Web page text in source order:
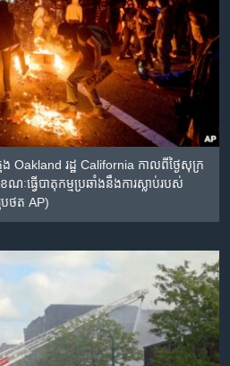
ងOaklandរដ្ឋCalifornia កាលពីថ្ងៃសុក្រ
ធ្វើបាតុកម្ម​ប្រឆាំង​នឹង​ការ​ស្លាប់​របស់​
បថតAP)